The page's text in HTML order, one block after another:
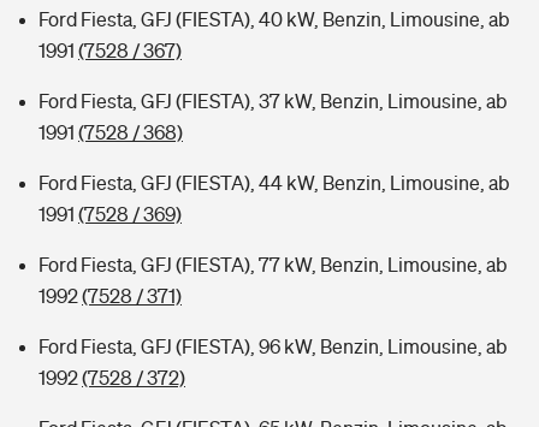
Ford Fiesta, GFJ (FIESTA), 40 kW, Benzin, Limousine, ab
1991 (7528 / 367)
Ford Fiesta, GFJ (FIESTA), 37 kW, Benzin, Limousine, ab
1991 (7528 / 368)
Ford Fiesta, GFJ (FIESTA), 44 kW, Benzin, Limousine, ab
1991 (7528 / 369)
Ford Fiesta, GFJ (FIESTA), 77 kW, Benzin, Limousine, ab
1992(7528 / 371)
Ford Fiesta, GFJ (FIESTA), 96 kW, Benzin, Limousine, ab
1992(7528 / 372)